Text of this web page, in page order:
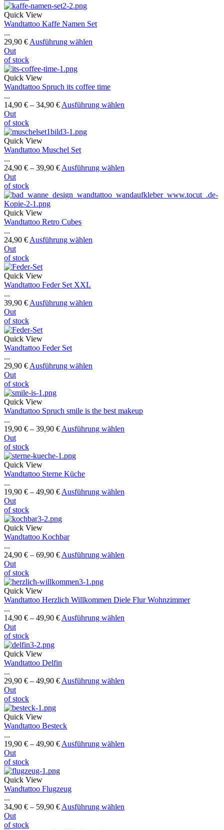
Quick View
Wandtattoo Kaffe Namen Set
...
29,90 € Ausführung wählen
Out
of stock
Quick View
Wandtattoo Spruch its coffee time
...
14,90 € – 34,90 € Ausführung wählen
Out
of stock
Quick View
Wandtattoo Muschel Set
...
24,90 € – 39,90 € Ausführung wählen
Out
of stock
Quick View
Wandtattoo Retro Cubes
...
24,90 € Ausführung wählen
Out
of stock
Quick View
Wandtattoo Feder Set XXL
...
39,90 € Ausführung wählen
Out
of stock
Quick View
Wandtattoo Feder Set
...
29,90 € Ausführung wählen
Out
of stock
Quick View
Wandtattoo Spruch smile is the best makeup
...
19,90 € – 39,90 € Ausführung wählen
Out
of stock
Quick View
Wandtattoo Sterne Küche
...
19,90 € – 49,90 € Ausführung wählen
Out
of stock
Quick View
Wandtattoo Kochbar
...
24,90 € – 69,90 € Ausführung wählen
Out
of stock
Quick View
Wandtattoo Herzlich Willkommen Diele Flur Wohnzimmer
...
14,90 € – 49,90 € Ausführung wählen
Out
of stock
Quick View
Wandtattoo Delfin
...
29,90 € – 49,90 € Ausführung wählen
Out
of stock
Quick View
Wandtattoo Besteck
...
19,90 € – 49,90 € Ausführung wählen
Out
of stock
Quick View
Wandtattoo Flugzeug
...
34,90 € – 59,90 € Ausführung wählen
Out
of stock